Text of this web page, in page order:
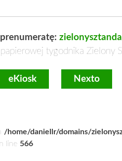
tygodnika Zielony
eKiosk Nexto
/home/daniellr/domains/
line 566